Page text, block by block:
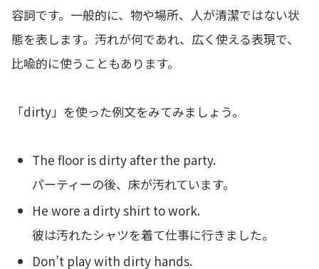
容詞です。一般的に、物や場所、人が清潔ではない状
態を表します。汚れが何であれ、広く使える表現で、
比喩的に使うこともあります。
「dirty」を使った例文をみてみましょう。
The floor is dirty after the party.
パーティーの後、床が汚れています。
He wore a dirty shirt to work.
彼は汚れたシャツを着て仕事に行きました。
Don’t play with dirty hands.